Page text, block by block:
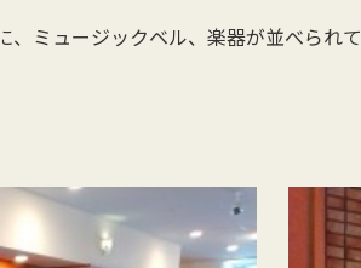
ミュージックベル、楽器が並べられて